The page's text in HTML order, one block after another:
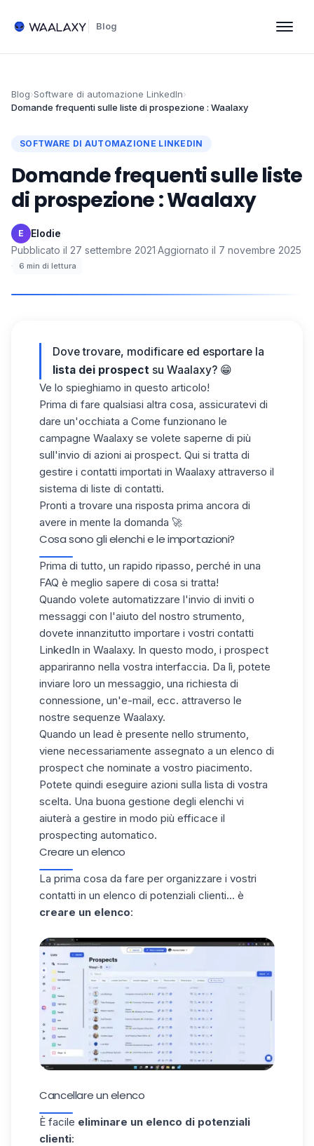
Blog
Blog›Software di automazione LinkedIn›
Domande frequenti sulle liste di prospezione : Waalaxy
SOFTWARE DI AUTOMAZIONE LINKEDIN
Domande frequenti sulle liste
di prospezione : Waalaxy
E Elodie·
Pubblicato il 27 settembre 2021·Aggiornato il 7 novembre 2025
·
6 min di lettura
Dove trovare, modificare ed esportare la
lista dei prospect su Waalaxy? 😁
Ve lo spieghiamo in questo articolo!
Prima di fare qualsiasi altra cosa, assicuratevi di
dare un'occhiata a Come funzionano le
campagne Waalaxy se volete saperne di più
sull'invio di azioni ai prospect. Qui si tratta di
gestire i contatti importati in Waalaxy attraverso il
sistema di liste di contatti.
Pronti a trovare una risposta prima ancora di
avere in mente la domanda 🚀
Cosa sono gli elenchi e le importazioni?
Prima di tutto, un rapido ripasso, perché in una
FAQ è meglio sapere di cosa si tratta!
Quando volete automatizzare l'invio di inviti o
messaggi con l'aiuto del nostro strumento,
dovete innanzitutto importare i vostri contatti
LinkedIn in Waalaxy. In questo modo, i prospect
appariranno nella vostra interfaccia. Da lì, potete
inviare loro un messaggio, una richiesta di
connessione, un'e-mail, ecc. attraverso le
nostre sequenze Waalaxy.
Quando un lead è presente nello strumento,
viene necessariamente assegnato a un elenco di
prospect che nominate a vostro piacimento.
Potete quindi eseguire azioni sulla lista di vostra
scelta. Una buona gestione degli elenchi vi
aiuterà a gestire in modo più efficace il
prospecting automatico.
Creare un elenco
La prima cosa da fare per organizzare i vostri
contatti in un elenco di potenziali clienti... è
creare un elenco:
Cancellare un elenco
È facile eliminare un elenco di potenziali
clienti: